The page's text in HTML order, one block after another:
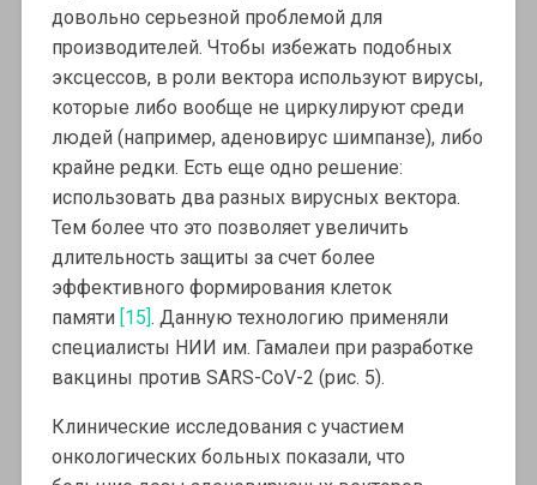
довольно серьезной проблемой для
производителей. Чтобы избежать подобных
эксцессов, в роли вектора используют вирусы,
которые либо вообще не циркулируют среди
людей (например, аденовирус шимпанзе), либо
крайне редки. Есть еще одно решение:
использовать два разных вирусных вектора.
Тем более что это позволяет увеличить
длительность защиты за счет более
эффективного формирования клеток
памяти [15]. Данную технологию применяли
специалисты НИИ им. Гамалеи при разработке
вакцины против SARS-CoV-2 (рис. 5).
Клинические исследования с участием
онкологических больных показали, что